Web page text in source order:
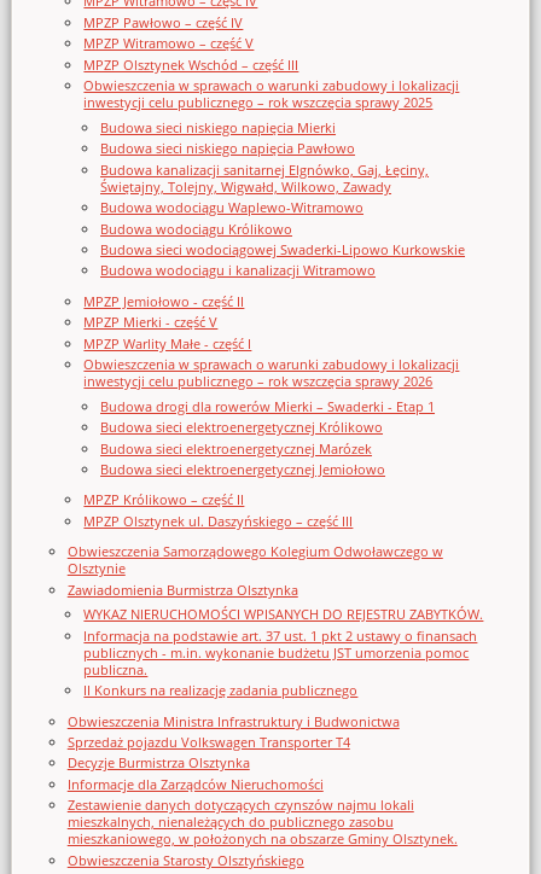
MPZP Pawłowo – część IV
MPZP Witramowo – część V
MPZP Olsztynek Wschód – część III
Obwieszczenia w sprawach o warunki zabudowy i lokalizacji
inwestycji celu publicznego – rok wszczęcia sprawy 2025
Budowa sieci niskiego napięcia Mierki
Budowa sieci niskiego napięcia Pawłowo
Budowa kanalizacji sanitarnej Elgnówko, Gaj, Łęciny,
Świętajny, Tolejny, Wigwałd, Wilkowo, Zawady
Budowa wodociągu Waplewo-Witramowo
Budowa wodociągu Królikowo
Budowa sieci wodociągowej Swaderki-Lipowo Kurkowskie
Budowa wodociągu i kanalizacji Witramowo
MPZP Jemiołowo - część II
MPZP Mierki - część V
MPZP Warlity Małe - część I
Obwieszczenia w sprawach o warunki zabudowy i lokalizacji
inwestycji celu publicznego – rok wszczęcia sprawy 2026
Budowa drogi dla rowerów Mierki – Swaderki - Etap 1
Budowa sieci elektroenergetycznej Królikowo
Budowa sieci elektroenergetycznej Marózek
Budowa sieci elektroenergetycznej Jemiołowo
MPZP Królikowo – część II
MPZP Olsztynek ul. Daszyńskiego – część III
Obwieszczenia Samorządowego Kolegium Odwoławczego w
Olsztynie
Zawiadomienia Burmistrza Olsztynka
WYKAZ NIERUCHOMOŚCI WPISANYCH DO REJESTRU ZABYTKÓW.
Informacja na podstawie art. 37 ust. 1 pkt 2 ustawy o finansach
publicznych - m.in. wykonanie budżetu JST umorzenia pomoc
publiczna.
II Konkurs na realizację zadania publicznego
Obwieszczenia Ministra Infrastruktury i Budwonictwa
Sprzedaż pojazdu Volkswagen Transporter T4
Decyzje Burmistrza Olsztynka
Informacje dla Zarządców Nieruchomości
Zestawienie danych dotyczących czynszów najmu lokali
mieszkalnych, nienależących do publicznego zasobu
mieszkaniowego, w położonych na obszarze Gminy Olsztynek.
Obwieszczenia Starosty Olsztyńskiego